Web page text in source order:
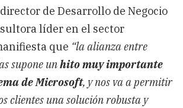
de Desarrollo de Negocio
líder en el sector
que “la alianza entre
supone unhito muy importante
de Microsoft, y nos va a permitir
clientes una solución robusta y